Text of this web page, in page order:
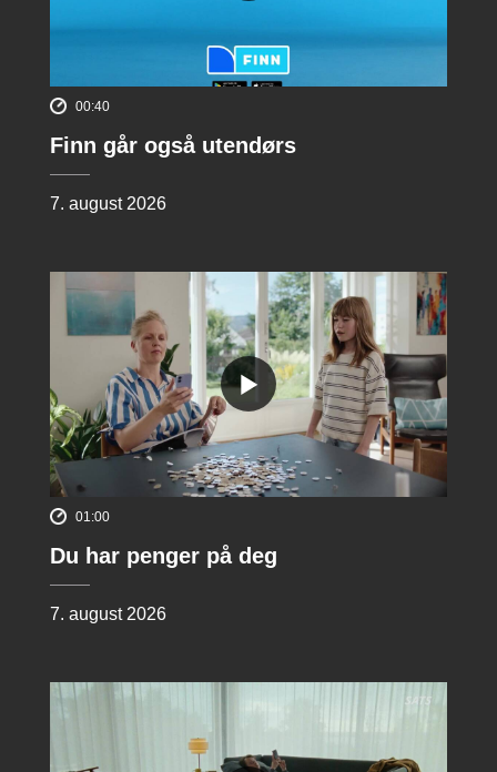
00:40
Finn går også utendørs
7. august 2026
01:00
Du har penger på deg
7. august 2026